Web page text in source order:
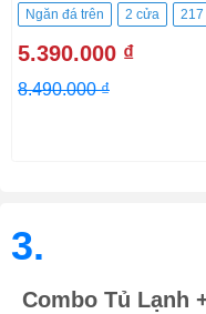
Ngăn đá trên 2 cửa 217
5.390.000 ₫
8.490.000 ₫
3.
Combo Tủ Lạnh